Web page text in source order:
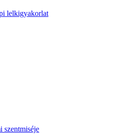
lelkigyakorlat
szentmiséje